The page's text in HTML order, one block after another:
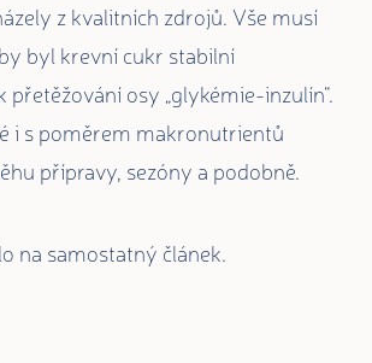
z kvalitních zdrojů. Vše musí
byl krevní cukr stabilní
přetěžování osy „glykémie-inzulín“.
i s poměrem makronutrientů
přípravy, sezóny a podobně.
na samostatný článek.